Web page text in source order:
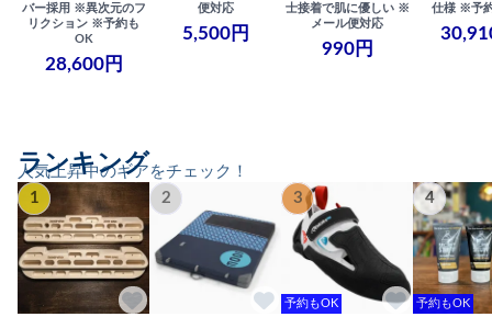
バー採用 ※異次元のフ
リクション ※予約も
OK
28,600円
便対応
5,500円
士接着で肌に優しい ※
メール便対応
990円
仕様 ※予
人気上昇中のギアをチェック！
ランキング
1 2 3
予約もOK
4
予約もOK